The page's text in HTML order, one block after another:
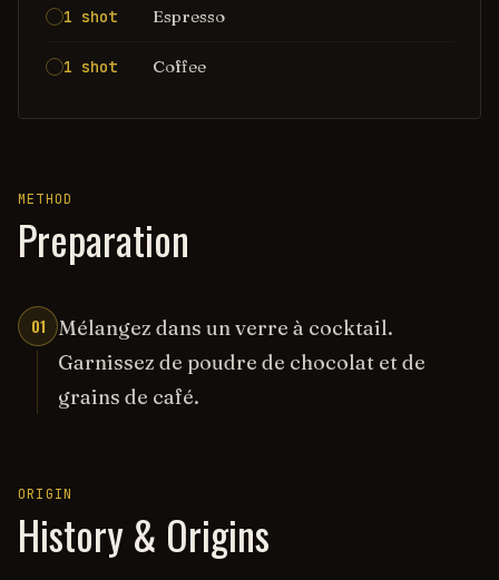
1 shot Espresso
1 shot Coffee
METHOD
Preparation
01
Mélangez dans un verre à cocktail.
Garnissez de poudre de chocolat et de
grains de café.
ORIGIN
History & Origins